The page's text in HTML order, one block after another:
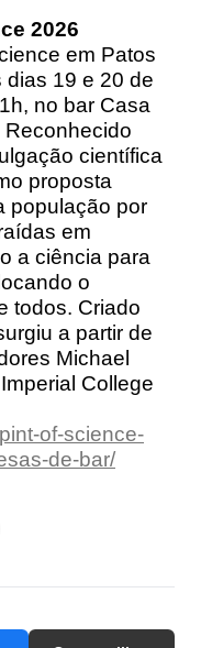
2026
em Patos
dias 19 e 20 de
no bar Casa
científica
proposta
população por
em
a ciência para
o
todos. Criado
a partir de
Michael
College
of-science-
de-bar/